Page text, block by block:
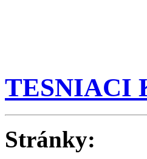
TESNIACI
Stránky: